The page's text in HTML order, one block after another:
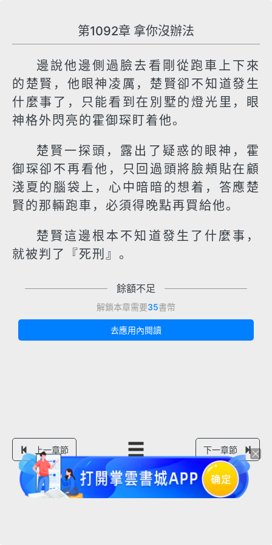
第1092章 拿你沒辦法
邊說他邊側過臉去看剛從跑車上下來
的楚賢，他眼神凌厲，楚賢卻不知道發生
什麼事了，只能看到在別墅的燈光里，眼
神格外閃亮的霍御琛盯着他。
楚賢一探頭，露出了疑惑的眼神，霍
御琛卻不再看他，只回過頭將臉頰貼在顧
淺夏的腦袋上，心中暗暗的想着，答應楚
賢的那輛跑車，必須得晚點再買給他。
楚賢這邊根本不知道發生了什麼事，
就被判了『死刑』。
餘額不足
解鎖本章需要35書幣
去應用內閱讀
上一章節 下一章節